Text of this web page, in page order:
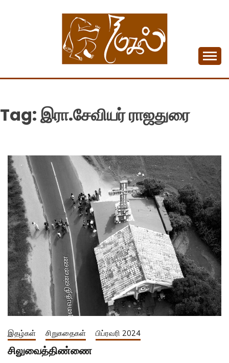
NADUKAL
Tag:இரா.சேவியர் ராஜதுரை
இதழ்கள் சிறுகதைகள் பிப்ரவரி 2024
சிலுவைத்திண்ணை